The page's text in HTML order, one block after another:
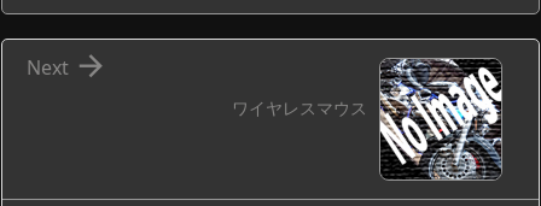
ワイヤレスマウス

Next